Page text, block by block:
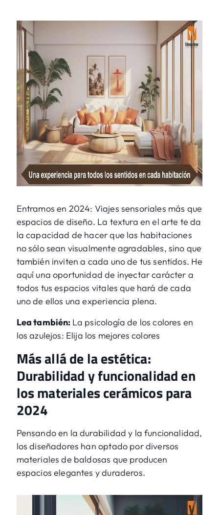
Entramos en 2024: Viajes sensoriales más que
espacios de diseño. La textura en el arte te da
la capacidad de hacer que las habitaciones
no sólo sean visualmente agradables, sino que
también inviten a cada uno de tus sentidos. He
aquí una oportunidad de inyectar carácter a
todos tus espacios vitales que hará de cada
uno de ellos una experiencia plena.
Lea también: La psicología de los colores en
los azulejos: Elija los mejores colores
Más allá de la estética:
Durabilidad y funcionalidad en
los materiales cerámicos para
2024
Pensando en la durabilidad y la funcionalidad,
los diseñadores han optado por diversos
materiales de baldosas que producen
espacios elegantes y duraderos.